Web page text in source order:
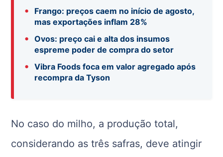
•
Frango: preços caem no início de agosto,
mas exportações inflam 28%
•
Ovos: preço cai e alta dos insumos
espreme poder de compra do setor
•
Vibra Foods foca em valor agregado após
recompra da Tyson
No caso do milho, a produção total,
considerando as três safras, deve atingir